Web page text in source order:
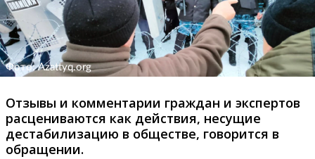
Фото: Azattyq.org
Отзывы и комментарии граждан и экспертов
расцениваются как действия, несущие
дестабилизацию в обществе, говорится в
обращении.